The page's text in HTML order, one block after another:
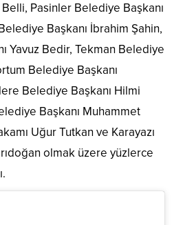
Pasinler Belediye Başkanı
Başkanı İbrahim Şahin,
Yavuz Bedir, Tekman Belediye
Belediye Başkanı
Belediye Başkanı Hilmi
Başkanı Muhammet
Uğur Tutkan ve Karayazı
olmak üzere yüzlerce